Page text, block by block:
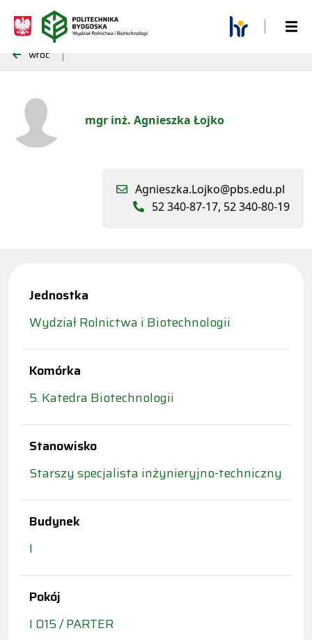
wróć
mgr inż. Agnieszka Łojko
Agnieszka.Lojko@pbs.edu.pl
52 340-87-17, 52 340-80-19
Jednostka
Wydział Rolnictwa i Biotechnologii
Komórka
5. Katedra Biotechnologii
Stanowisko
Starszy specjalista inżynieryjno-techniczny
Budynek
I
Pokój
I 015 / PARTER